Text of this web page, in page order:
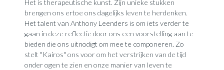
Het is therapeutische kunst. Zijn unieke stukken
brengen ons ertoe ons dagelijks leven te herdenken.
Het talent van Anthony Leenders is om iets verder te
gaan in deze reflectie door ons een voorstelling aan te
bieden die ons uitnodigt om mee te componeren. Zo
stelt "Kairos" ons voor om het verstrijken van de tijd
onder ogen te zien en onze manier van leven te